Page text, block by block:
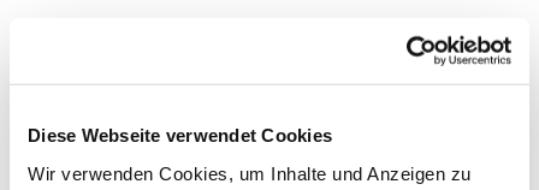
Diese Webseite verwendet Cookies
Wir verwenden Cookies, um Inhalte und Anzeigen zu